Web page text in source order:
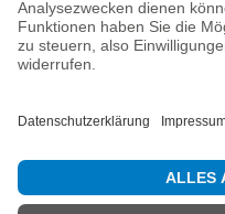
Telefon